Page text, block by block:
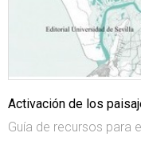
Activación de los
Guía de recursos para